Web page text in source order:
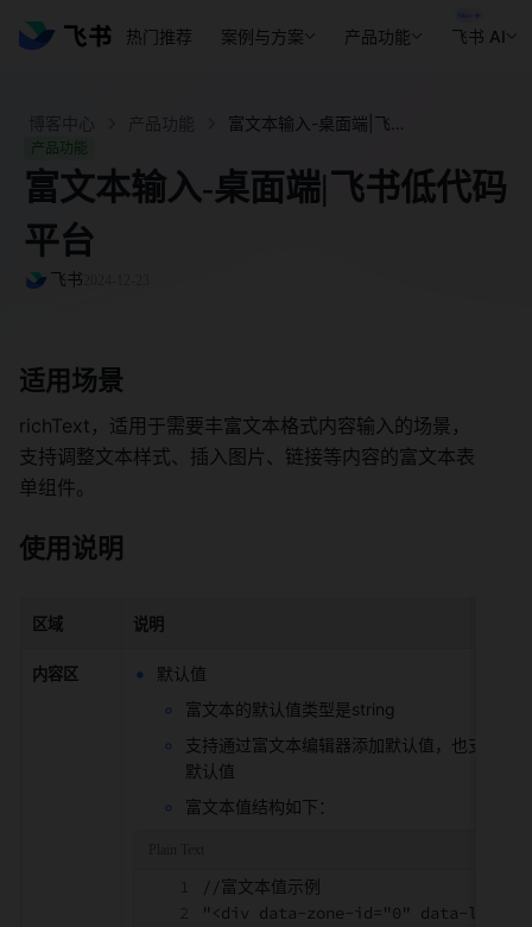
热门推荐 案例与方案 产品功能 飞书 AI
产品功能
富文本输入-桌面端|飞书低代码
平台
飞书
适用场景
richText，适用于需要丰富文本格式内容输入的场景，
支持调整文本样式、插入图片、链接等内容的富文本表
单组件。
使用说明
区域 说明
内容区
默认值
富文本的默认值类型是string
支持通过富文本编辑器添加默认值，也支持切
默认值
富文本值结构如下：
//富文本值示例
"<div data-zone-id="0" data-line-